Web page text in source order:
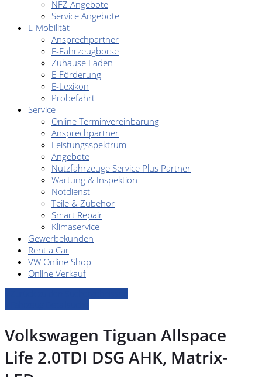
NFZ Angebote
Service Angebote
E-Mobilität
Ansprechpartner
E-Fahrzeugbörse
Zuhause Laden
E-Förderung
E-Lexikon
Probefahrt
Service
Online Terminvereinbarung
Ansprechpartner
Leistungsspektrum
Angebote
Nutzfahrzeuge Service Plus Partner
Wartung & Inspektion
Notdienst
Teile & Zubehör
Smart Repair
Klimaservice
Gewerbekunden
Rent a Car
VW Online Shop
Online Verkauf
Volkswagen Tiguan Allspace
Life 2.0TDI DSG AHK, Matrix-